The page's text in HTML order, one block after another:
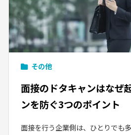
その他
面接のドタキャンはなぜ
ンを防ぐ3つのポイント
面接を行う企業側は、ひとりでも